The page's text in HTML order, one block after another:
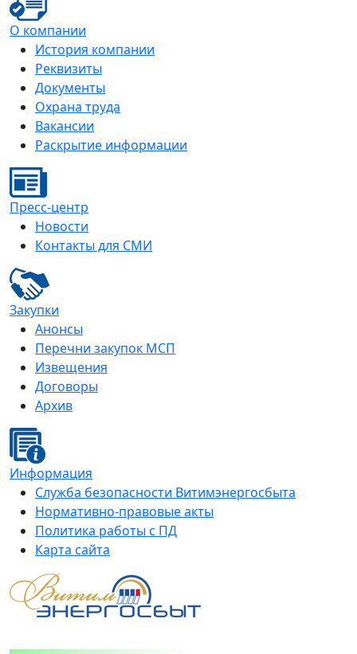
О компании
История компании
Реквизиты
Документы
Охрана труда
Вакансии
Раскрытие информации
Пресс-центр
Новости
Контакты для СМИ
Закупки
Анонсы
Перечни закупок МСП
Извещения
Договоры
Архив
Информация
Служба безопасности Витимэнергосбыта
Нормативно-правовые акты
Политика работы с ПД
Карта сайта